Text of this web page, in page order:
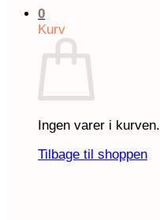
0
Kurv
Ingen varer i kurven.
Tilbage til shoppen